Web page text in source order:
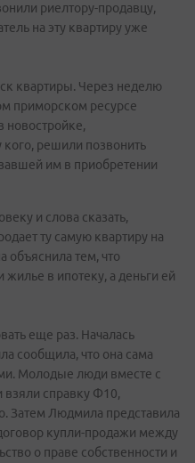
риелтору-продавцу,
на эту квартиру уже
квартиры. Через неделю
приморском ресурсе
новостройке,
кого, решили позвонить
им в приобретении
и слова сказать,
ту самую квартиру на
тем, что
жилье в ипотеку, а деньги ей
еще раз. Началась
сообщила, что она сама
Молодые люди вместе с
взяли справку Ф10,
Затем Людмила представила
купли-продажи между
о праве собственности и